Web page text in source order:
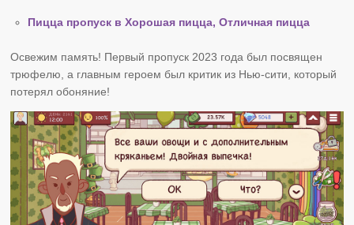
Пицца пропуск в Хорошая пицца, Отличная пицца
Освежим память! Первый пропуск 2023 года был посвящен
трюфелю, а главным героем был критик из Нью-сити, который
потерял обоняние!